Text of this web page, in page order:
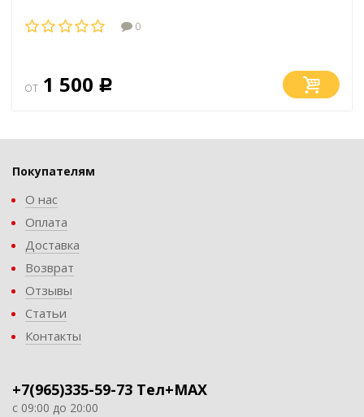
0
от 1 500 Р
Покупателям
О нас
Оплата
Доставка
Возврат
Отзывы
Статьи
Контакты
+7(965)335-59-73 Тел+MAX
с 09:00 до 20:00